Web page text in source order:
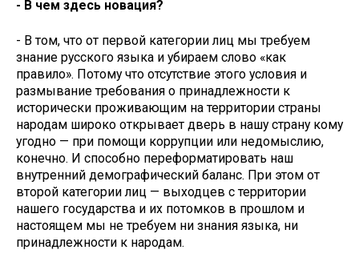
- В чем здесь новация?
- В том, что от первой категории лиц мы требуем
знание русского языка и убираем слово «как
правило». Потому что отсутствие этого условия и
размывание требования о принадлежности к
исторически проживающим на территории страны
народам широко открывает дверь в нашу страну кому
угодно — при помощи коррупции или недомыслию,
конечно. И способно переформатировать наш
внутренний демографический баланс. При этом от
второй категории лиц — выходцев с территории
нашего государства и их потомков в прошлом и
настоящем мы не требуем ни знания языка, ни
принадлежности к народам.